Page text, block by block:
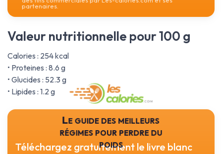
partenaires.
Valeur nutritionnelle pour 100 g
Calories : 254 kcal
• Proteines : 8.6 g
• Glucides : 52.3 g
• Lipides : 1.2 g
Le guide des meilleurs
régimes pour perdre du
poids
Téléchargez gratuitement le livre blanc